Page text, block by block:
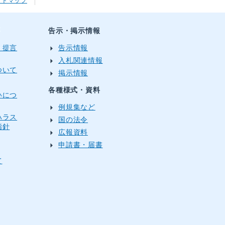
提言
いて
につ
ス
針
告示・掲示情報
告示情報
入札関連情報
掲示情報
各種様式・資料
例規集など
国の法令
広報資料
申請書・届書